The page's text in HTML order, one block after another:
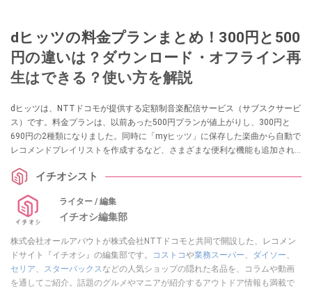
dヒッツの料金プランまとめ！300円と500
円の違いは？ダウンロード・オフライン再
生はできる？使い方を解説
dヒッツは、NTTドコモが提供する定額制音楽配信サービス（サブスクサービ
ス）です。料金プランは、以前あった500円プランが値上がりし、300円と
690円の2種類になりました。同時に「myヒッツ」に保存した楽曲から自動で
レコメンドプレイリストを作成するなど、さまざまな便利な機能も追加され
能の違い、オフライン再生のやり方、登録・解約手順などをまとめました。
イチオシスト
ライター / 編集
イチオシ編集部
株式会社オールアバウトが株式会社NTTドコモと共同で開設した、レコメン
ドサイト『イチオシ』の編集部です。
コストコや業務スーパー、 ダイソー、
セリア、 スターバックスなどの人気ショップの隠れた名品を、コラムや動画
を通してご紹介。話題のグルメやマニアが紹介するアウトドア情報も満載で